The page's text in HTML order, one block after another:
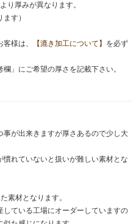
り厚みが異なります。
す）
様は、 【漉き加工について】 を必ず
」にご希望の厚さを記載下さい。
が出来きますが厚さあるので少し大
れていないと扱いが難しい素材とな
素材となります。
ている工場にオーダーしていますの